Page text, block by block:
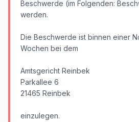
Beschwerde (im Folgenden:
werden.
Die Beschwerde ist binnen einer
Wochen bei dem
Amtsgericht Reinbek
Parkallee 6
21465 Reinbek
einzulegen.